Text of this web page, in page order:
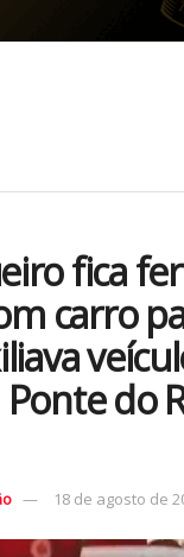
fica
carro
do
18 de agosto de